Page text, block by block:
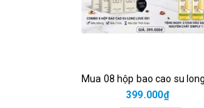
399.000₫